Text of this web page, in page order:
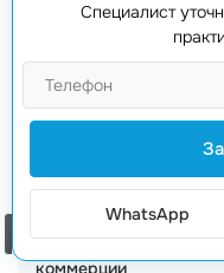
Советы по
Консультация по SMM
Разработка упаковки
Разработка дизайна
Курс по основам
коммерции
Специалист
WhatsApp
Заказать звонок